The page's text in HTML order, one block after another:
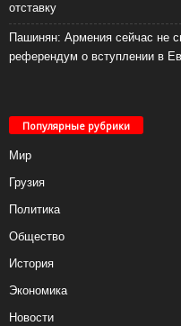
отставку
Пашинян: Армения сейчас не
референдум о вступлении в
Популярные рубрики
Мир
Грузия
Политика
Общество
История
Экономика
Новости